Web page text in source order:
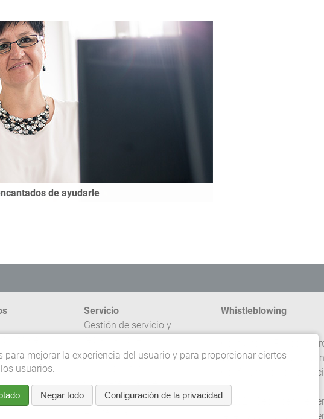
de ayudarle
en PRFV
Servicio
Gestión de servicio y
Servicio exprés
Competencias de
planificación
Whistleblowing
Pie de
datos
Términos y
Configuración de
© 2026 Gebrüder
reservados todos los
para mejorar la experiencia del usuario y para proporcionar ciertos
usuarios.
Negar todo Configuración de la privacidad